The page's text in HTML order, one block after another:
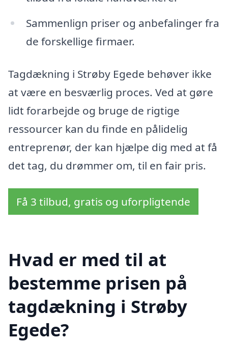
Sammenlign priser og anbefalinger fra
de forskellige firmaer.
Tagdækning i Strøby Egede behøver ikke
at være en besværlig proces. Ved at gøre
lidt forarbejde og bruge de rigtige
ressourcer kan du finde en pålidelig
entreprenør, der kan hjælpe dig med at få
det tag, du drømmer om, til en fair pris.
Få 3 tilbud, gratis og uforpligtende
Hvad er med til at
bestemme prisen på
tagdækning i Strøby
Egede?